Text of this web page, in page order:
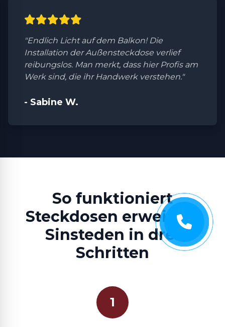
"Endlich Licht auf dem Balkon! Die
Installation der Außensteckdose verlief
reibungslos. Man merkt, dass hier Profis am
Werk sind, die ihr Handwerk verstehen."
- Sabine W.
So funktioniert
Steckdosen erweitern
Sinsteden in drei
Schritten
1